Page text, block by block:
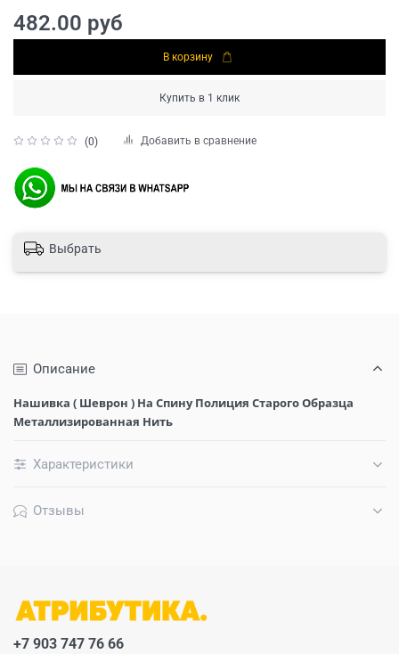
(0) Добавить в сравнение
482.00 руб
В корзину
Купить в 1 клик
Выбрать
Описание
Нашивка ( Шеврон ) На Спину Полиция Старого Образца
Металлизированная Нить
Характеристики
Отзывы
+7 903 747 76 66